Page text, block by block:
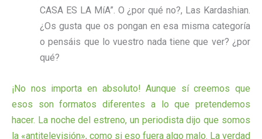
CASA ES LA MíA”. O ¿por qué no?, Las Kardashian.
¿Os gusta que os pongan en esa misma categoría
o pensáis que lo vuestro nada tiene que ver? ¿por
qué?
¡No nos importa en absoluto! Aunque sí creemos que
esos son formatos diferentes a lo que pretendemos
hacer. La noche del estreno, un periodista dijo que somos
la «antitelevisión», como si eso fuera algo malo. La verdad